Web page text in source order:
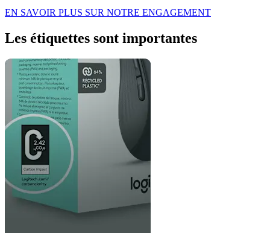
EN SAVOIR PLUS SUR NOTRE ENGAGEMENT
Les étiquettes sont importantes